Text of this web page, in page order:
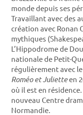
monde depuis ses
Travaillant avec des
création avec Ronan
mythiques
L’Hippodrome de
nationale de Petit-
régulièrement avec
Roméo et Julietteen
où il est en
nouveau Centre
Normandie.